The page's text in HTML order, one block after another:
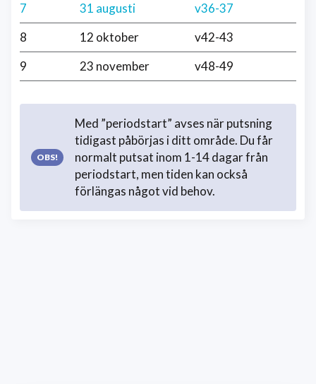
7
31 augusti
v36-37
8
12 oktober
v42-43
9
23 november v48-49
Med ”periodstart” avses när putsning
tidigast påbörjas i ditt område. Du får
normalt putsat inom 1-14 dagar från
periodstart, men tiden kan också
förlängas något vid behov.